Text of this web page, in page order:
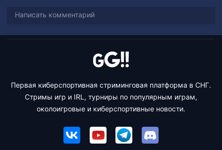
Написать комментарий
Первая киберспортивная стриминговая платформа в СНГ.
Стримы игр и IRL, турниры по популярным играм,
околоигровые и киберспортивные новости.